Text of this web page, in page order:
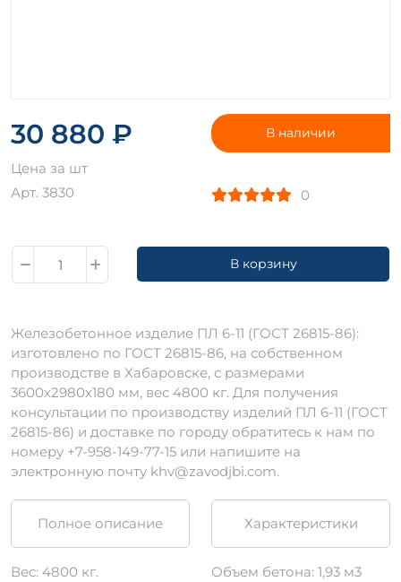
30 880 ₽
Цена за шт
Арт. 3830
В наличии
0
В корзину
Железобетонное изделие ПЛ 6-11 (ГОСТ 26815-86):
изготовлено по ГОСТ 26815-86, на собственном
производстве в Хабаровске, с размерами
3600х2980х180 мм, вес 4800 кг. Для получения
консультации по производству изделий ПЛ 6-11 (ГОСТ
26815-86) и доставке по городу обратитесь к нам по
номеру +7-958-149-77-15 или напишите на
электронную почту khv@zavodjbi.com.
Полное описание Характеристики
Вес: 4800 кг. Объем бетона: 1,93 м3